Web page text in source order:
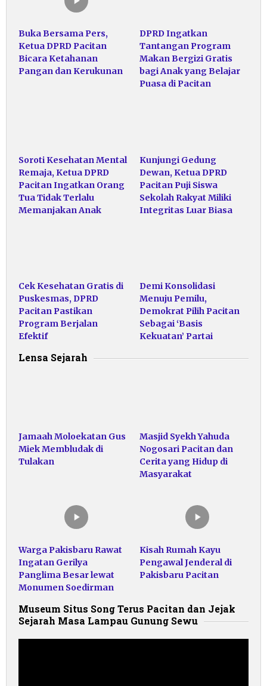
Buka Bersama Pers,
Ketua DPRD Pacitan
Bicara Ketahanan
Pangan dan Kerukunan
DPRD Ingatkan
Tantangan Program
Makan Bergizi Gratis
bagi Anak yang Belajar
Puasa di Pacitan
Soroti Kesehatan Mental
Remaja, Ketua DPRD
Pacitan Ingatkan Orang
Tua Tidak Terlalu
Memanjakan Anak
Kunjungi Gedung
Dewan, Ketua DPRD
Pacitan Puji Siswa
Sekolah Rakyat Miliki
Integritas Luar Biasa
Cek Kesehatan Gratis di
Puskesmas, DPRD
Pacitan Pastikan
Program Berjalan
Efektif
Demi Konsolidasi
Menuju Pemilu,
Demokrat Pilih Pacitan
Sebagai ‘Basis
Kekuatan’ Partai
Lensa Sejarah
Jamaah Moloekatan Gus
Miek Membludak di
Tulakan
Masjid Syekh Yahuda
Nogosari Pacitan dan
Cerita yang Hidup di
Masyarakat
Warga Pakisbaru Rawat
Ingatan Gerilya
Panglima Besar lewat
Monumen Soedirman
Kisah Rumah Kayu
Pengawal Jenderal di
Pakisbaru Pacitan
Museum Situs Song Terus Pacitan dan Jejak
Sejarah Masa Lampau Gunung Sewu